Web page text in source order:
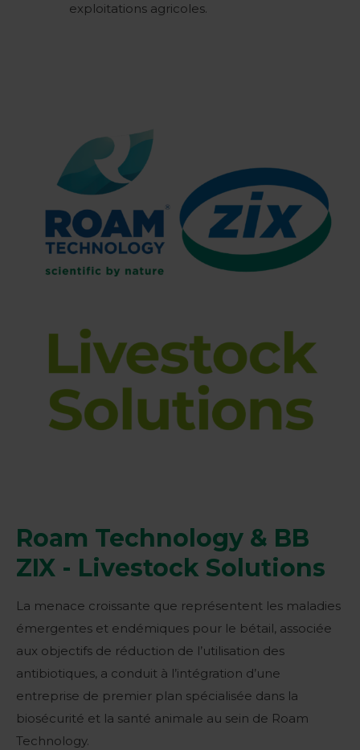
exploitations agricoles.
Roam Technology & BB
ZIX - Livestock Solutions
La menace croissante que représentent les maladies
émergentes et endémiques pour le bétail, associée
aux objectifs de réduction de l’utilisation des
antibiotiques, a conduit à l’intégration d’une
entreprise de premier plan spécialisée dans la
biosécurité et la santé animale au sein de Roam
Technology.